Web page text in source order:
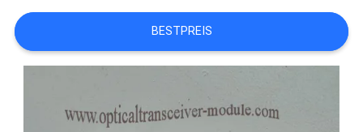
SITEMAP
BESTPREIS